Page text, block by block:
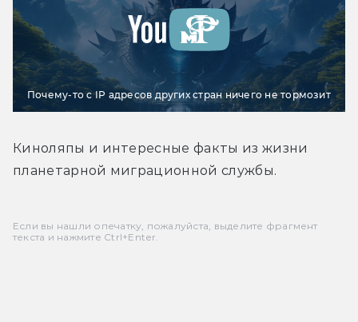
Почему-то с IP адресов других стран ничего не тормозит
Киноляпы и интересные факты из жизни
планетарной миграционной службы.
Если вы нашли опечатку, пожалуйста, выделите фрагмент
текста и нажмите Ctrl+Enter.